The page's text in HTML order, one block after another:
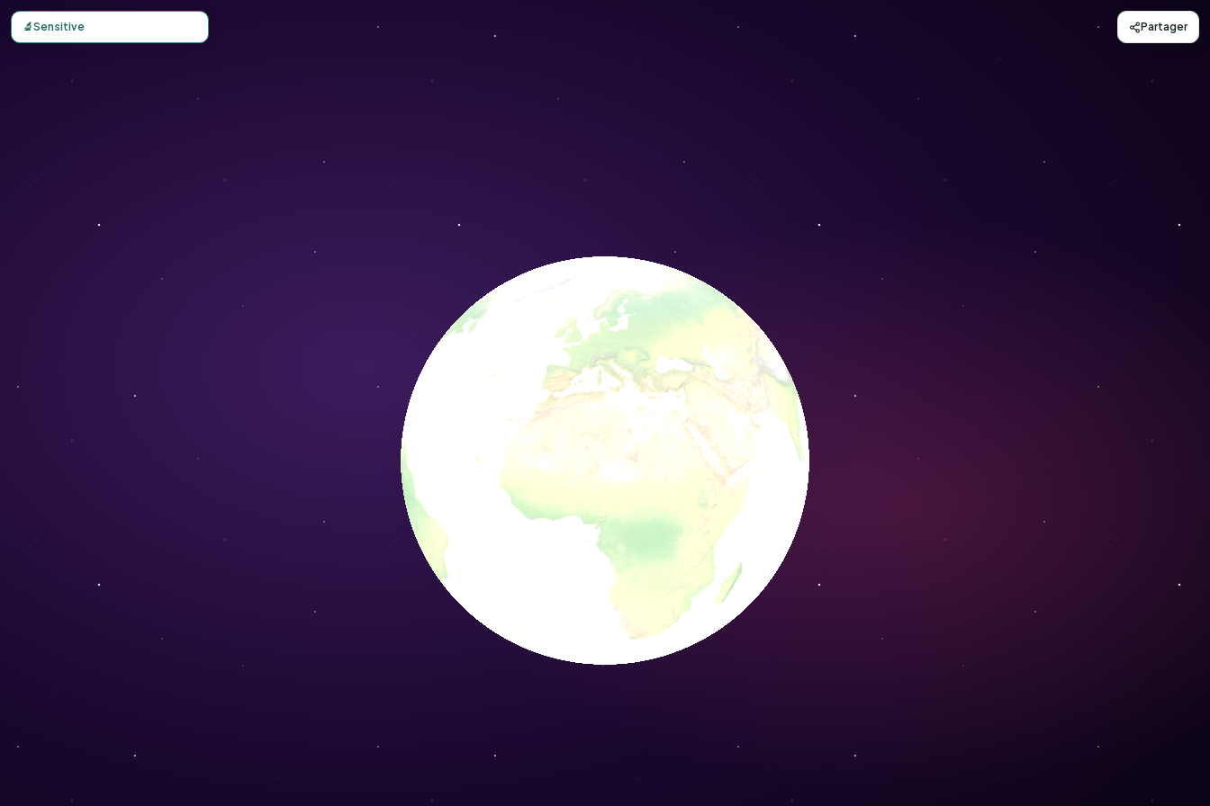
Carte d'observation du Sensitive (Mimosa pudica) - Conservation Nature
🔬Sensitive Partager